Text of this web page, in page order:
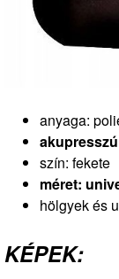
anyaga:
szín: fekete
méret:
hölgyek és
KÉPEK: